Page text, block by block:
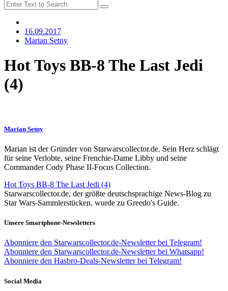
16.09.2017
Marian Setny
Hot Toys BB-8 The Last Jedi
(4)
Marian Setny
Marian ist der Gründer von Starwarscollector.de. Sein Herz schlägt
für seine Verlobte, seine Frenchie-Dame Libby und seine
Commander Cody Phase II-Focus Collection.
Hot Toys BB-8 The Last Jedi (4)
Starwarscollector.de, der größte deutschsprachige News-Blog zu
Star Wars-Sammlerstücken, wurde zu Greedo's Guide.
Unsere Smartphone-Newsletters
Abonniere den Starwarscollector.de-Newsletter bei Telegram!
Abonniere den Starwarscollector.de-Newsletter bei Whatsapp!
Abonniere den Hasbro-Deals-Newsletter bei Telegram!
Social Media